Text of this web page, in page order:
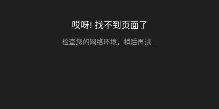
哎呀! 找不到页面了
检查您的网络环境，稍后再试...